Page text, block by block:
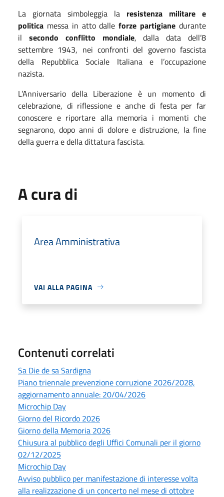
La giornata simboleggia la resistenza militare e
politica messa in atto dalleforze partigiane durante
il secondo conflitto mondiale, dalla data dell’8
settembre 1943, nei confronti del governo fascista
della Repubblica Sociale Italiana e l’occupazione
nazista.
L’Anniversario della Liberazione è un momento di
celebrazione, di riflessione e anche di festa per far
conoscere e riportare alla memoria i momenti che
segnarono, dopo anni di dolore e distruzione, la fine
della guerra e della dittatura fascista.
A cura di
Area Amministrativa
VAI ALLA PAGINA
Contenuti correlati
Sa Die de sa Sardigna
Piano triennale prevenzione corruzione 2026/2028,
aggiornamento annuale: 20/04/2026
Microchip Day
Giorno del Ricordo 2026
Giorno della Memoria 2026
Chiusura al pubblico degli Uffici Comunali per il giorno
02/12/2025
Microchip Day
Avviso pubblico per manifestazione di interesse volta
alla realizzazione di un concerto nel mese di ottobre